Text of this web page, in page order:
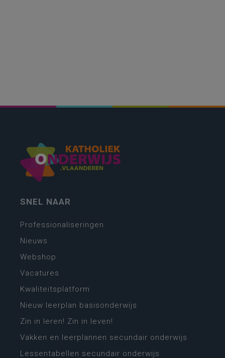
SNEL NAAR
Professionaliseringen
Nieuws
Webshop
Vacatures
Kwaliteitsplatform
Nieuw leerplan basisonderwijs
Zin in leren! Zin in leven!
Vakken en leerplannen secundair onderwijs
Lessentabellen secundair onderwijs